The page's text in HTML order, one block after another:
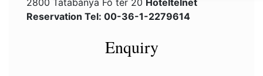
2800 Tatabánya Fő tér 20 Hoteltelnet
Reservation Tel: 00-36-1-2279614
Enquiry